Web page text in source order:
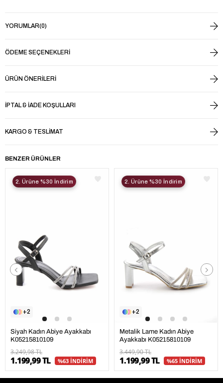
YORUMLAR(0)
ÖDEME SEÇENEKLERI
ÜRÜN ÖNERILERI
İPTAL & İADE KOŞULLARI
KARGO & TESLIMAT
BENZER ÜRÜNLER
2
Siyah Kadın Abiye Ayakkabı
K05215810109
3.249,98 TL
1.199,99 TL %63 İNDİRİM
2. Ürüne %30 İndirim
2
Metalik Lame Kadın Abiye
Ayakkabı K05215810109
3.449,90 TL
1.199,99 TL %65 İNDİRİM
2. Ürüne %30 İndirim